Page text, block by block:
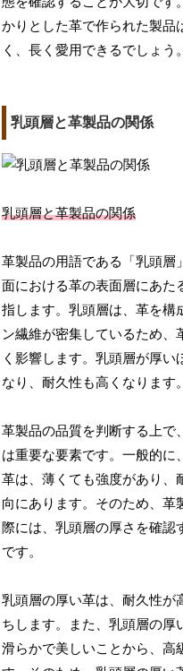
かりとした革で作られた製品
く、長く愛用できるでしょう。
乳頭層と革製品の関係
乳頭層と革製品の関係
革製品の用語である「乳頭層
面における革の表面層にあた
指します。乳頭層は、革を構
ン繊維が密集しているため、
く影響します。乳頭層が厚い
なり、耐久性も高くなります。
革製品の品質を判断する上で
は重要な要素です。一般的に
革は、薄くても強度があり、
向にあります。そのため、革
際には、乳頭層の厚さを確認
です。
乳頭層の厚い革は、耐久性が
ちします。また、乳頭層の厚
滑らかで美しいことから、高